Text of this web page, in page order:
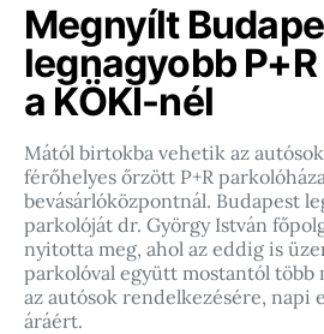
Megnyílt
legnagyobb
a KÖKI-nél
Mától birtokba vehetik az
férőhelyes őrzött P+R
bevásárlóközpontnál. Budapest
parkolóját dr. György István
nyitotta meg, ahol az eddig is
parkolóval együtt mostantól több
az autósok rendelkezésére, napi
áráért.